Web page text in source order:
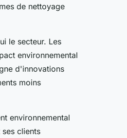
de nettoyage
le secteur. Les
environnemental
d'innovations
moins
environnemental
clients